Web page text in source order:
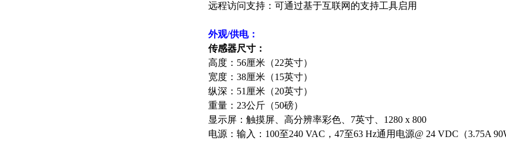
远程访问支持：可通过基于互联网的支持工具启用
外观/供电：
传感器尺寸：
高度：56厘米（22英寸）
宽度：38厘米（15英寸）
纵深：51厘米（20英寸）
重量：23公斤（50磅）
显示屏：触摸屏、高分辨率彩色、7英寸、1280 x 800
电源：输入：100至240 VAC，47至63 Hz通用电源@ 24 VDC（3.75A